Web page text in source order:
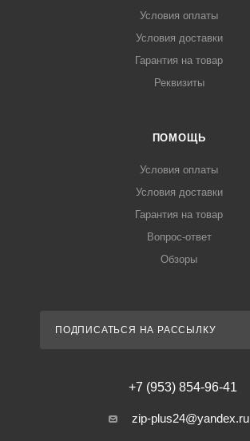
Условия оплаты
Условия доставки
Гарантия на товар
Реквизиты
ПОМОЩЬ
Условия оплаты
Условия доставки
Гарантия на товар
Вопрос-ответ
Обзоры
ПОДПИСАТЬСЯ НА РАССЫЛКУ
+7 (953) 854-96-41
zip-plus24@yandex.ru